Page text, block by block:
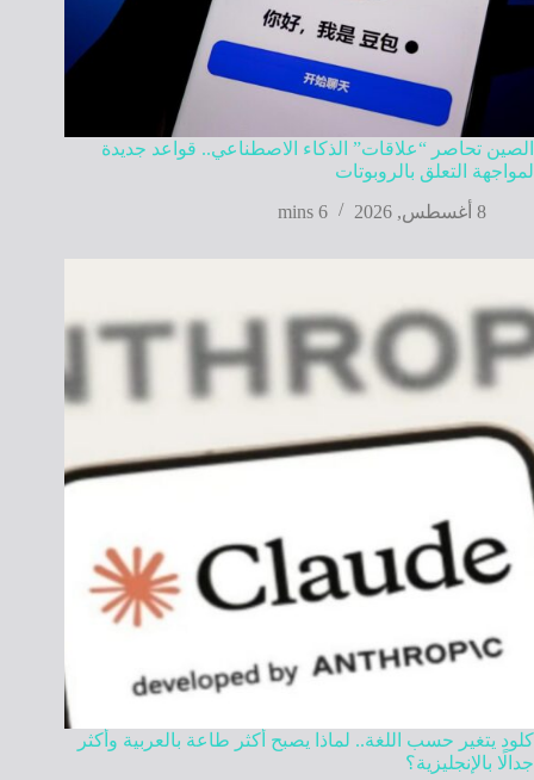
الصين تحاصر “علاقات” الذكاء الاصطناعي.. قواعد جديدة
لمواجهة التعلق بالروبوتات
8 أغسطس, 2026
6 mins
كلود يتغير حسب اللغة.. لماذا يصبح أكثر طاعة بالعربية وأكثر
جدالًا بالإنجليزية؟